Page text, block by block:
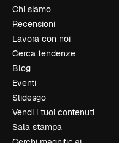
Chi siamo
Recensioni
Lavora con noi
Cerca tendenze
Blog
Eventi
Slidesgo
Vendi i tuoi contenuti
Sala stampa